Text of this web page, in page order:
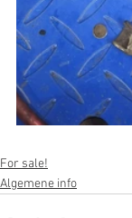
For sale!
Algemene info